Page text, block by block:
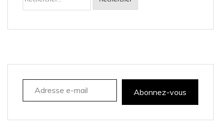
i
a Adresse e-mail
Abonnez-vous